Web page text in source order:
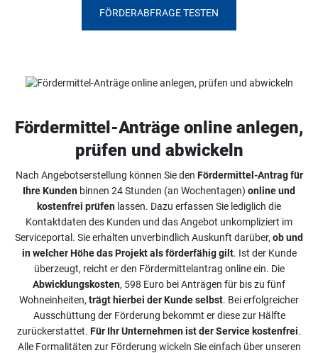
FÖRDERABFRAGE TESTEN
Fördermittel-Anträge online anlegen,
prüfen und abwickeln
Nach Angebotserstellung können Sie den Fördermittel-Antrag für
Ihre Kunden binnen 24 Stunden (an Wochentagen) online und
kostenfrei prüfen lassen. Dazu erfassen Sie lediglich die
Kontaktdaten des Kunden und das Angebot unkompliziert im
Serviceportal. Sie erhalten unverbindlich Auskunft darüber, ob und
in welcher Höhe das Projekt als förderfähig gilt. Ist der Kunde
überzeugt, reicht er den Fördermittelantrag online ein. Die
Abwicklungskosten, 598 Euro bei Anträgen für bis zu fünf
Wohneinheiten, trägt hierbei der Kunde selbst. Bei erfolgreicher
Ausschüttung der Förderung bekommt er diese zur Hälfte
zurückerstattet. Für Ihr Unternehmen ist der Service kostenfrei.
Alle Formalitäten zur Förderung wickeln Sie einfach über unseren